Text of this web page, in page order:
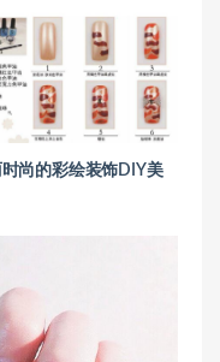
尚的彩绘装饰DIY美